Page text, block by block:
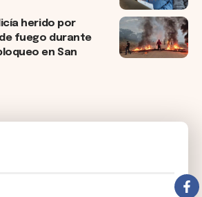
herido por
fuego durante
en San